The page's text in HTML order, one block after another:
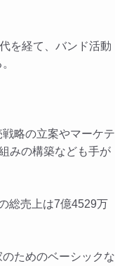
を経て、バンド活動
略の立案やマーケテ
みの構築なども手が
総売上は7億4529万
ためのベーシックな